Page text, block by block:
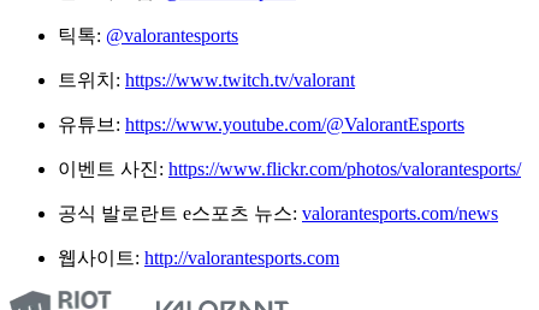
틱톡: @valorantesports
트위치: https://www.twitch.tv/valorant
유튜브: https://www.youtube.com/@ValorantEsports
이벤트 사진: https://www.flickr.com/photos/valorantesports/
공식 발로란트 e스포츠 뉴스: valorantesports.com/news
웹사이트: http://valorantesports.com